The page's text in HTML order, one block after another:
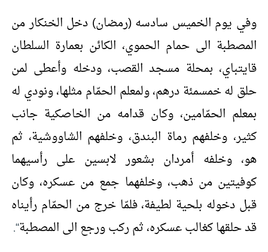
وفي يوم الخميس سادسه (رمضان) دخل الخنكار من
المصطبة الى حمام الحموي، الكائن بعمارة السلطان
قايتباي، بمحلة مسجد القصب، ودخله وأعطى لمن
حلق له خمسمئة درهم، ولمعلم الحمّام مثلها، ونودي له
بمعلم الحمّامين، وكان قدامه من الخاصكية جانب
كثير، وخلفهم رماة البندق، وخلفهم الشاووشية، ثم
هو، وخلفه أمردان بشعور لابسين على رأسيهما
كوفيتين من ذهب، وخلفهما جمع من عسكره، وكان
قبل دخوله بلحية لطيفة، فلمّا خرج من الحمّام رأيناه
قد حلقها كغالب عسكره، ثم ركب ورجع الى المصطبة“.